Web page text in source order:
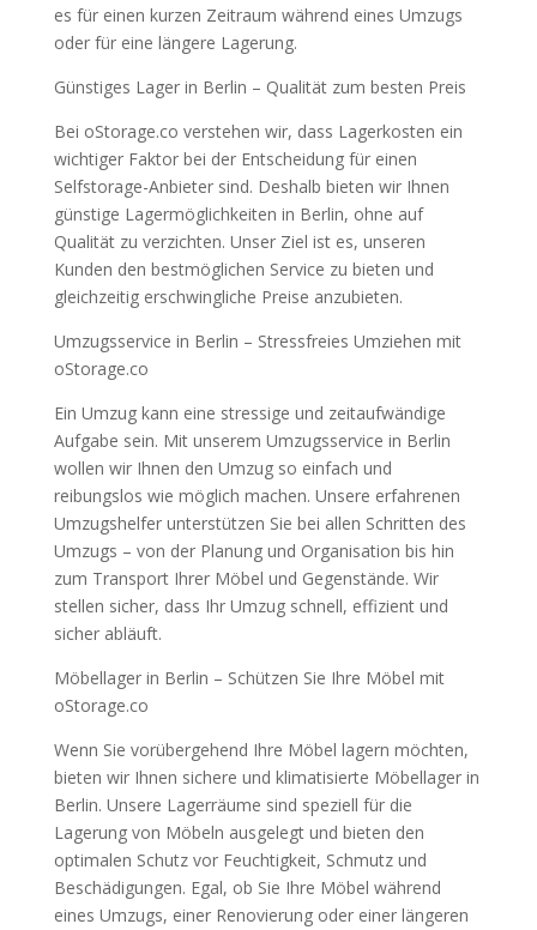
es für einen kurzen Zeitraum während eines Umzugs
oder für eine längere Lagerung.
Günstiges Lager in Berlin – Qualität zum besten Preis
Bei oStorage.co verstehen wir, dass Lagerkosten ein
wichtiger Faktor bei der Entscheidung für einen
Selfstorage-Anbieter sind. Deshalb bieten wir Ihnen
günstige Lagermöglichkeiten in Berlin, ohne auf
Qualität zu verzichten. Unser Ziel ist es, unseren
Kunden den bestmöglichen Service zu bieten und
gleichzeitig erschwingliche Preise anzubieten.
Umzugsservice in Berlin – Stressfreies Umziehen mit
oStorage.co
Ein Umzug kann eine stressige und zeitaufwändige
Aufgabe sein. Mit unserem Umzugsservice in Berlin
wollen wir Ihnen den Umzug so einfach und
reibungslos wie möglich machen. Unsere erfahrenen
Umzugshelfer unterstützen Sie bei allen Schritten des
Umzugs – von der Planung und Organisation bis hin
zum Transport Ihrer Möbel und Gegenstände. Wir
stellen sicher, dass Ihr Umzug schnell, effizient und
sicher abläuft.
Möbellager in Berlin – Schützen Sie Ihre Möbel mit
oStorage.co
Wenn Sie vorübergehend Ihre Möbel lagern möchten,
bieten wir Ihnen sichere und klimatisierte Möbellager in
Berlin. Unsere Lagerräume sind speziell für die
Lagerung von Möbeln ausgelegt und bieten den
optimalen Schutz vor Feuchtigkeit, Schmutz und
Beschädigungen. Egal, ob Sie Ihre Möbel während
eines Umzugs, einer Renovierung oder einer längeren